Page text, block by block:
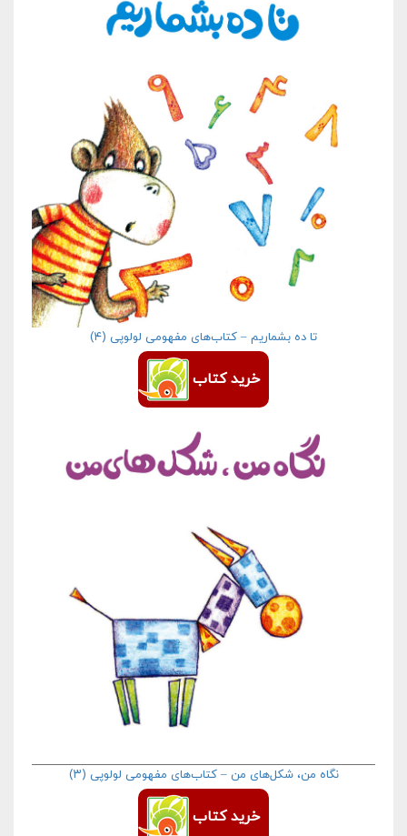
تا ده بشماریم – کتاب‌های مفهومی لولوپی (۴)
خرید کتاب
نگاه من، شکل‌های من – کتاب‌های مفهومی لولوپی (۳)
خرید کتاب